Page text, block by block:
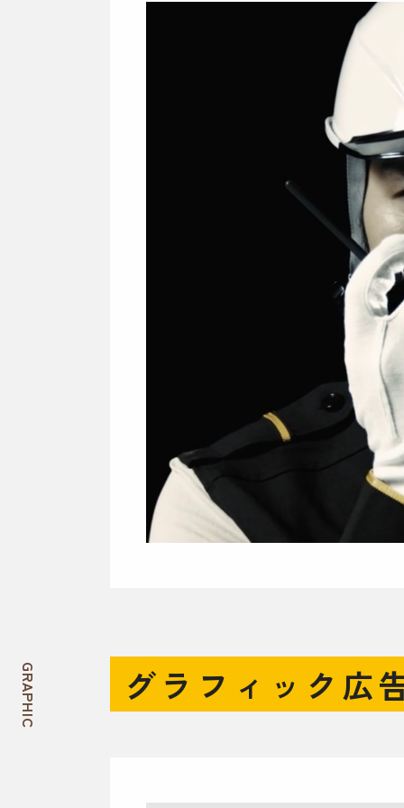
グラフィック広
GRAPHIC